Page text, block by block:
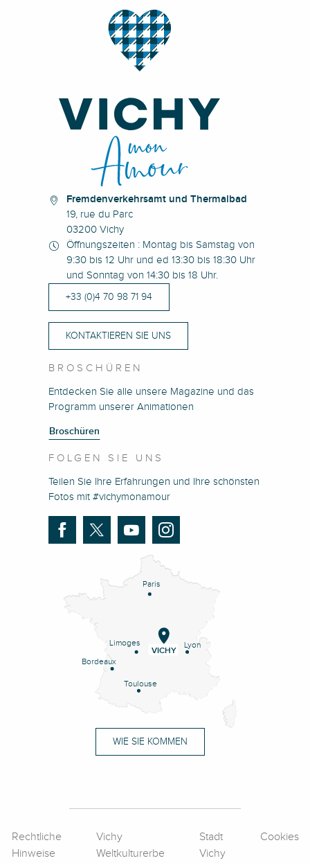
Fremdenverkehrsamt und Thermalbad
19, rue du Parc
03200 Vichy
Öffnungszeiten : Montag bis Samstag von
9:30 bis 12 Uhr und ed 13:30 bis 18:30 Uhr
und Sonntag von 14:30 bis 18 Uhr.
+33 (0)4 70 98 71 94
KONTAKTIEREN SIE UNS
BROSCHÜREN
Entdecken Sie alle unsere Magazine und das
Programm unserer Animationen
Broschüren
FOLGEN SIE UNS
Teilen Sie Ihre Erfahrungen und Ihre schönsten
Fotos mit #vichymonamour
Paris
Lyon
Limoges
Bordeaux
Toulouse
VICHY
WIE SIE KOMMEN
Rechtliche
Hinweise
Vichy
Weltkulturerbe
Stadt
Vichy
Cookies